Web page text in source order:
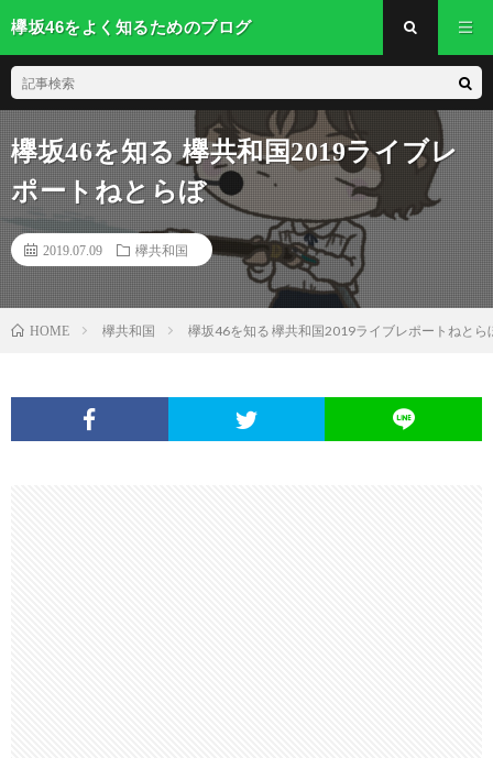
欅坂46をよく知るためのブログ
欅坂46を知る 欅共和国2019ライブレ
ポートねとらぼ
2019.07.09 欅共和国
HOME 欅共和国 欅坂46を知る 欅共和国2019ライブレポートねとら